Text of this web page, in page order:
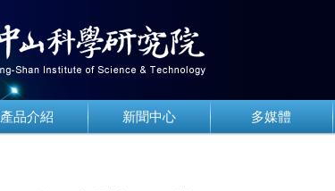
產品介紹 新聞中心 多媒體